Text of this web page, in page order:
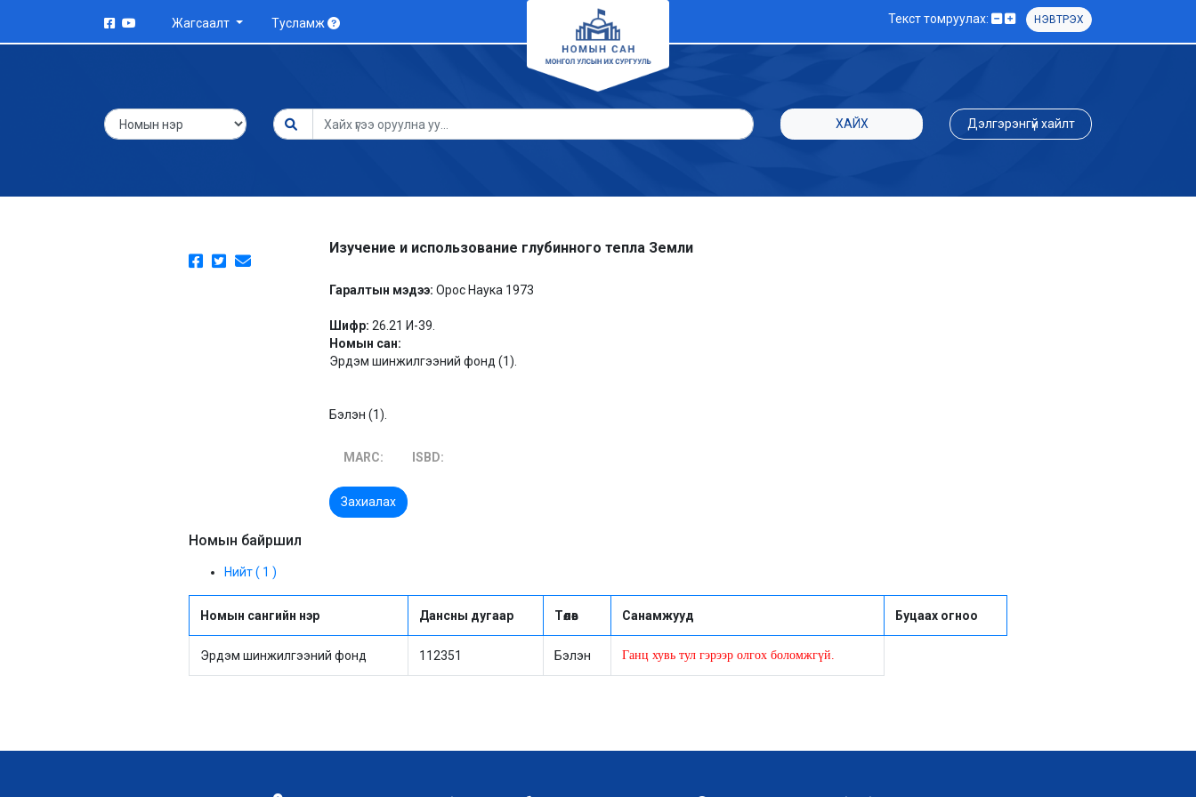
Жагсаалт Тусламж Текст томруулах: НЭВТРЭХ
ХАЙХ Дэлгэрэнгүй хайлт
Изучение и использование глубинного тепла Земли
Гаралтын мэдээ:Орос Наука 1973
Шифр:26.21 И-39.
Номын сан:
Эрдэм шинжилгээний фонд (1).
Бэлэн (1).
MARC: ISBD:
Захиалах
Номын байршил
Нийт ( 1 )
Номын сангийн нэр Дансны дугаар Төлөв Санамжууд Буцаах огноо
Эрдэм шинжилгээний фонд 112351 Бэлэн Ганц хувь тул гэрээр олгох боломжгүй.